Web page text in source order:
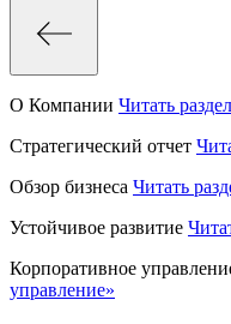
О Компании Читать раздел
Стратегический отчет
Обзор бизнеса Читать
Устойчивое развитие
Корпоративное
управление»